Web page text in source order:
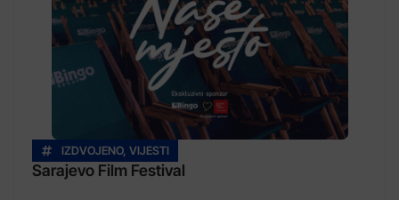
IZDVOJENO, VIJESTI
Sarajevo Film Festival